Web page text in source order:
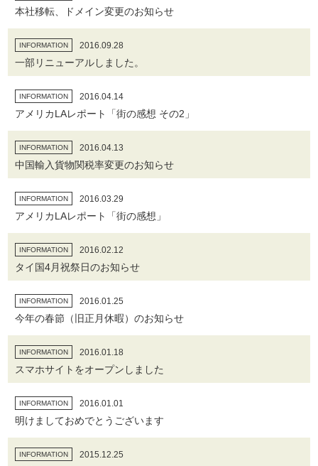
本社移転、ドメイン変更のお知らせ
INFORMATION 2016.09.28
一部リニューアルしました。
INFORMATION 2016.04.14
アメリカLAレポート「街の感想 その2」
INFORMATION 2016.04.13
中国輸入貨物関税率変更のお知らせ
INFORMATION 2016.03.29
アメリカLAレポート「街の感想」
INFORMATION 2016.02.12
タイ国4月祝祭日のお知らせ
INFORMATION 2016.01.25
今年の春節（旧正月休暇）のお知らせ
INFORMATION 2016.01.18
スマホサイトをオープンしました
INFORMATION 2016.01.01
明けましておめでとうございます
INFORMATION 2015.12.25